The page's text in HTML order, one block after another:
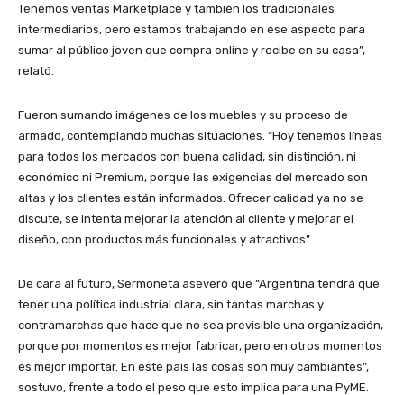
Tenemos ventas Marketplace y también los tradicionales
intermediarios, pero estamos trabajando en ese aspecto para
sumar al público joven que compra online y recibe en su casa”,
relató.
Fueron sumando imágenes de los muebles y su proceso de
armado, contemplando muchas situaciones. “Hoy tenemos líneas
para todos los mercados con buena calidad, sin distinción, ni
económico ni Premium, porque las exigencias del mercado son
altas y los clientes están informados. Ofrecer calidad ya no se
discute, se intenta mejorar la atención al cliente y mejorar el
diseño, con productos más funcionales y atractivos”.
De cara al futuro, Sermoneta aseveró que “Argentina tendrá que
tener una política industrial clara, sin tantas marchas y
contramarchas que hace que no sea previsible una organización,
porque por momentos es mejor fabricar, pero en otros momentos
es mejor importar. En este país las cosas son muy cambiantes”,
sostuvo, frente a todo el peso que esto implica para una PyME.